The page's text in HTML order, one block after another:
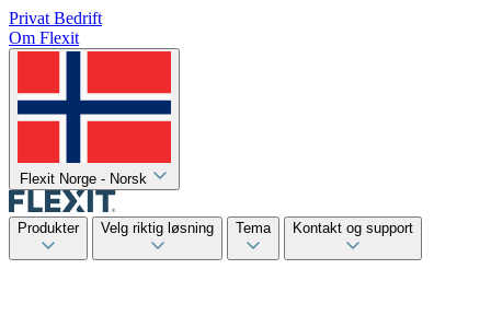
Privat Bedrift
Om Flexit
Flexit Norge - Norsk
Produkter Velg riktig løsning Tema Kontakt og support